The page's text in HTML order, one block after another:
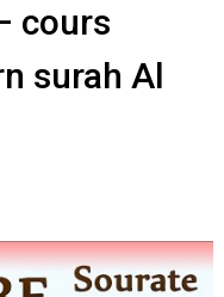
cours
surah Al